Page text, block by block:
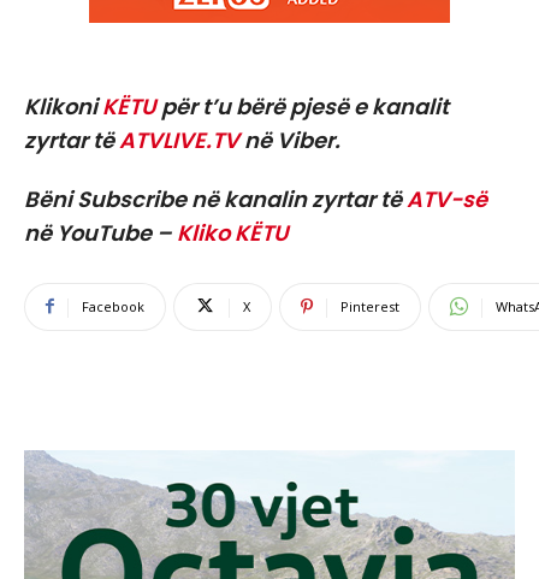
KlikoniKËTUpër t’u bërë pjesë e kanalit
zyrtar tëATVLIVE.TVnë Viber.
Bëni Subscribe në kanalin zyrtar tëATV-së
në YouTube – Kliko KËTU
Facebook X Pinterest